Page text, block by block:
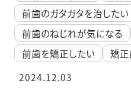
前歯のガタガタを治したい
前歯のねじれが気になる
前歯を矯正したい
矯
2024.12.03